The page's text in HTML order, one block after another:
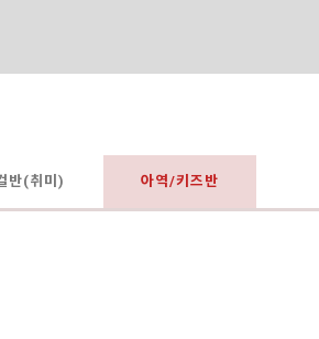
반(취미) 아역/키즈반